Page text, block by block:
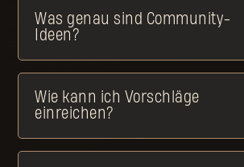
Was genau sind Community-
Ideen?
Wie kann ich Vorschläge
einreichen?